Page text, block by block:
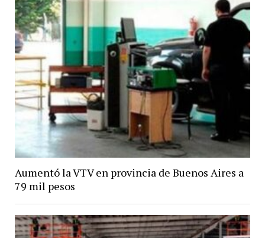
Aumentó la VTV en provincia de Buenos Aires a
79 mil pesos